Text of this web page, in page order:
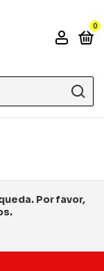
0
Por favor,